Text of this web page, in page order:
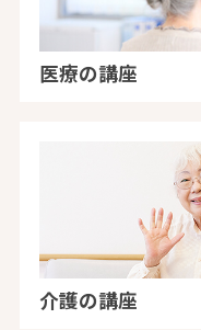
医療の講座
介護の講座